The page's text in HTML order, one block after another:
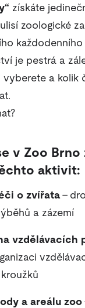
získáte
zoologické
každodenního
je pestrá a
a kolik
v Zoo Brno
aktivit:
o zvířata–
a zázemí
vzdělávacích
a areálu zoo